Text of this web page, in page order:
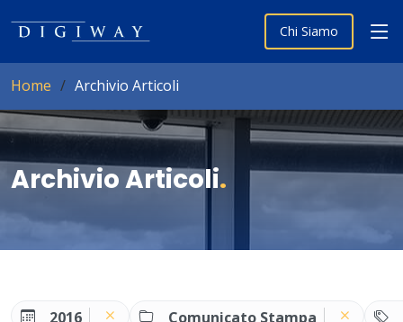
Chi Siamo
Home Archivio Articoli
Archivio Articoli.
2016 Comunicato Stampa